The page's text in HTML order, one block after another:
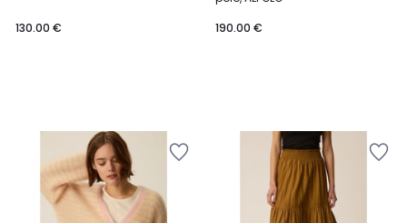
130.00 €
190.00 €